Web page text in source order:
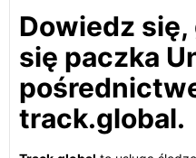
Dowiedz
się paczka
track.global.